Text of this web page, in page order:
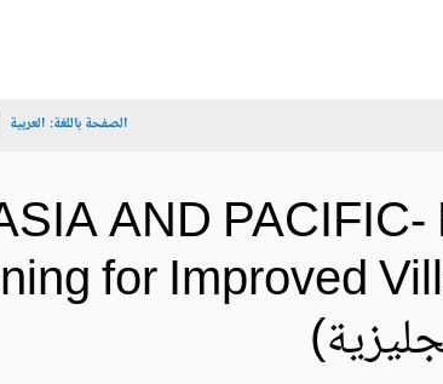
الصفحة باللغة: العربية
AND
for Improved